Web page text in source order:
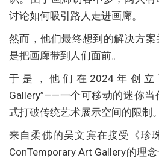
讨论如何吸引路人走进画廊。
然而，他们最终想到的解决方
是把画廊带到人们面前。
于是，他们在2024年创立
Gallery”——一个可移动的迷你
式打破传统艺术展示空间的限制。
来自柔佛的吴文宾在接受《珍
ConTemporary Art Gallery的理